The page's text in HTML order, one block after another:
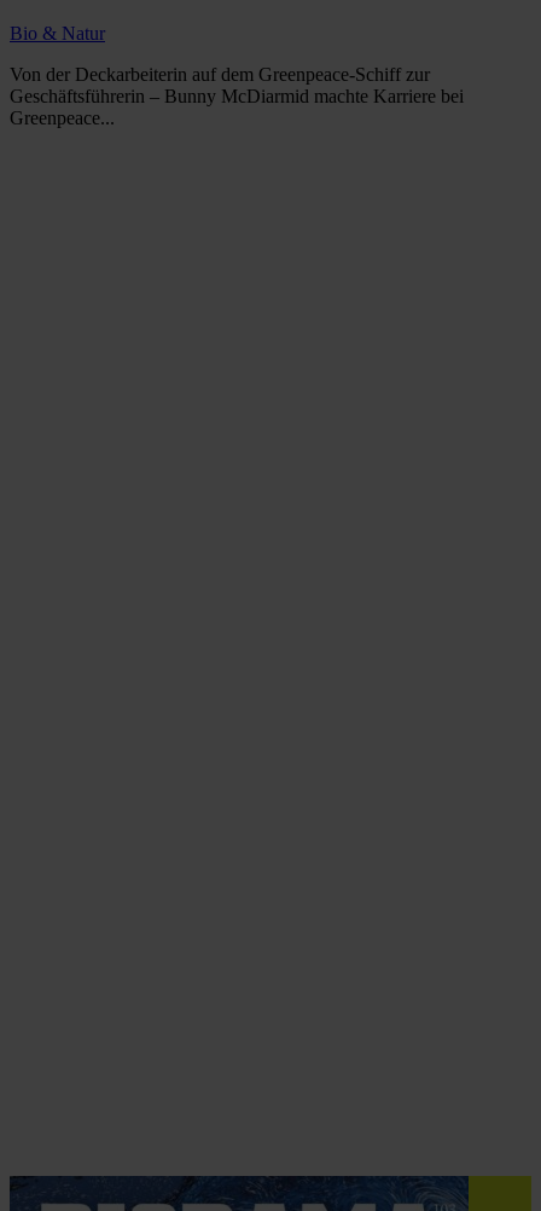
Bio & Natur
Von der Deckarbeiterin auf dem Greenpeace-Schiff zur
Geschäftsführerin – Bunny McDiarmid machte Karriere bei
Greenpeace...